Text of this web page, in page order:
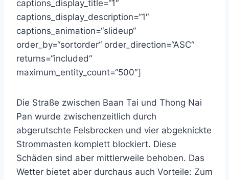
captions_display_title=“1″
captions_display_description=“1″
captions_animation=“slideup“
order_by=“sortorder“ order_direction=“ASC“
returns=“included“
maximum_entity_count=“500″]
Die Straße zwischen Baan Tai und Thong Nai
Pan wurde zwischenzeitlich durch
abgerutschte Felsbrocken und vier abgeknickte
Strommasten komplett blockiert. Diese
Schäden sind aber mittlerweile behoben. Das
Wetter bietet aber durchaus auch Vorteile: Zum